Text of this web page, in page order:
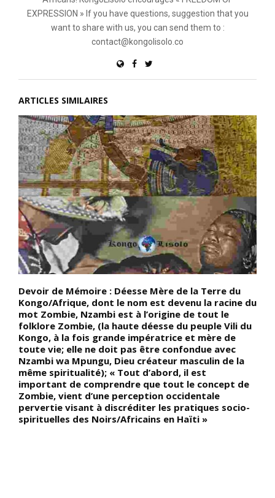
EXPRESSION » If you have questions, suggestion that you
want to share with us, you can send them to :
contact@kongolisolo.co
ARTICLES SIMILAIRES
Devoir de Mémoire : Déesse Mère de la Terre du
Kongo/Afrique, dont le nom est devenu la racine du
mot Zombie, Nzambi est à l’origine de tout le
folklore Zombie, (la haute déesse du peuple Vili du
Kongo, à la fois grande impératrice et mère de
toute vie; elle ne doit pas être confondue avec
Nzambi wa Mpungu, Dieu créateur masculin de la
même spiritualité); « Tout d’abord, il est
important de comprendre que tout le concept de
Zombie, vient d’une perception occidentale
pervertie visant à discréditer les pratiques socio-
spirituelles des Noirs/Africains en Haïti »